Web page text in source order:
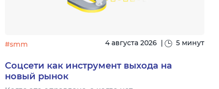
#smm 4 августа 2026 | 5 минут
Соцсети как инструмент выхода на
новый рынок